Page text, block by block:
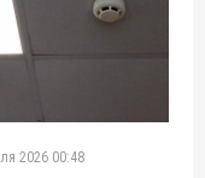
2026 00:48